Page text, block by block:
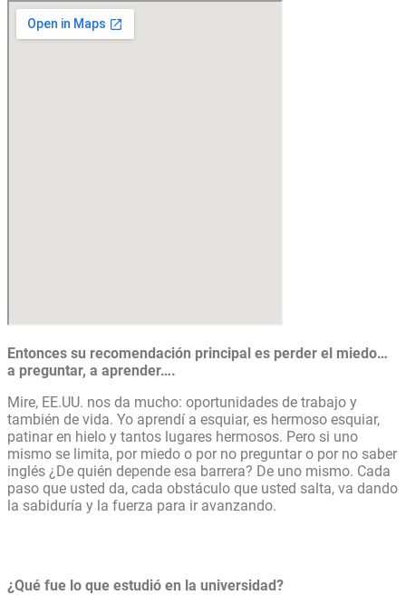
Entonces su recomendación principal es perder el miedo…
a preguntar, a aprender….
Mire, EE.UU. nos da mucho: oportunidades de trabajo y
también de vida. Yo aprendí a esquiar, es hermoso esquiar,
patinar en hielo y tantos lugares hermosos. Pero si uno
mismo se limita, por miedo o por no preguntar o por no saber
inglés ¿De quién depende esa barrera? De uno mismo. Cada
paso que usted da, cada obstáculo que usted salta, va dando
la sabiduría y la fuerza para ir avanzando.
¿Qué fue lo que estudió en la universidad?